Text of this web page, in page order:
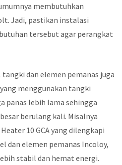
membutuhkan
Jadi, pastikan instalasi
tersebut agar perangkat
dan elemen pemanas juga
menggunakan tangki
panas lebih lama sehingga
berulang kali. Misalnya
10 GCA yang dilengkapi
dan elemen pemanas Incoloy,
stabil dan hemat energi.